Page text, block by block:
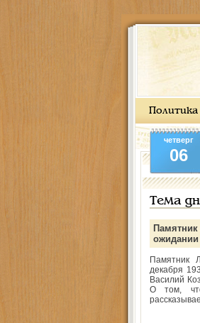
Политика
четверг
06
Тема
ожидании
Памятник
декабря
Василий
О том,